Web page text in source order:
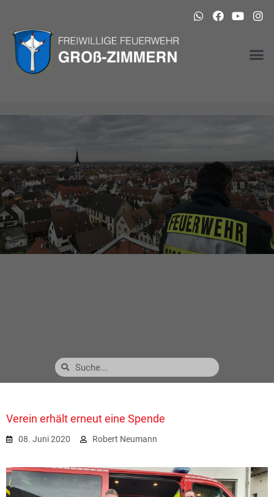
Verein erhält erneut eine Spende
08. Juni 2020 Robert Neumann